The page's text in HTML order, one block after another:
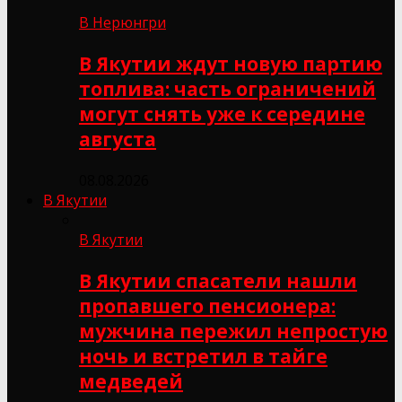
В Нерюнгри
В Якутии ждут новую партию
топлива: часть ограничений
могут снять уже к середине
августа
В Якутии
В Якутии
В Якутии спасатели нашли
пропавшего пенсионера:
мужчина пережил непростую
ночь и встретил в тайге
медведей